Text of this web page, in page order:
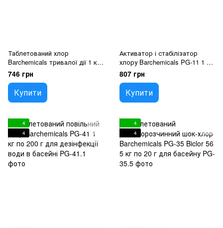
Таблетований хлор
Barchemicals тривалої дії 1 кг
по 200 г для дезінфекції води
в басейні
746 грн
Купити
Активатор і стабілізатор
хлору Barchemicals PG-11 1 кг
для басейну
807 грн
Купити
4
4
4
4